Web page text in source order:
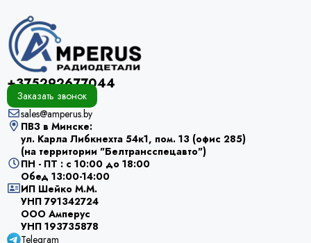
+375292677044
Заказать звонок
sales@amperus.by
ПВЗ в Минске:
ул. Карла Либкнехта 54к1, пом. 13 (офис 285)
(на территории "Белтрансспецавто")
ПН - ПТ : с 10:00 до 18:00
Обед 13:00-14:00
ИП Шейко М.М.
УНП 791342724
ООО Амперус
УНП 193735878
Telegram